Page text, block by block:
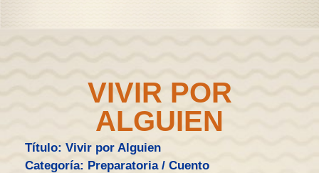
VIVIR POR
ALGUIEN
Título: Vivir por Alguien
Categoría: Preparatoria / Cuento